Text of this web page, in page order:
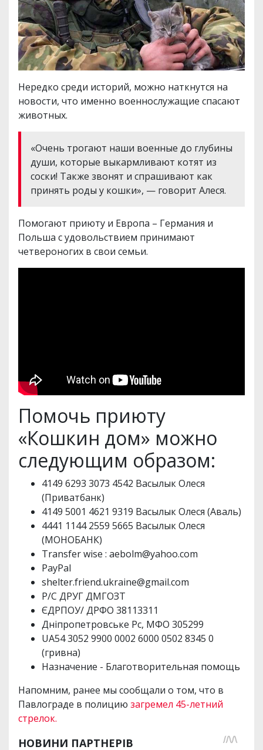
Нередко среди историй, можно наткнутся на
новости, что именно военнослужащие спасают
животных.
«Очень трогают наши военные до глубины
души, которые выкармливают котят из
соски! Также звонят и спрашивают как
принять роды у кошки», — говорит Алеся.
Помогают приюту и Европа – Германия и
Польша с удовольствием принимают
четвероногих в свои семьи.
Помочь приюту
«Кошкин дом» можно
следующим образом:
4149 6293 3073 4542 Васылык Олеся
(Приватбанк)
4149 5001 4621 9319 Васылык Олеся (Аваль)
4441 1144 2559 5665 Васылык Олеся
(МОНОБАНК)
Transfer wise : aebolm@yahoo.com
PayPal
shelter.friend.ukraine@gmail.com
Р/С ДРУГ ДМГОЗТ
ЄДРПОУ/ ДРФО 38113311
Дніпропетровське Рс, МФО 305299
UA54 3052 9900 0002 6000 0502 8345 0
(гривна)
Назначение - Благотворительная помощь
Напомним, ранее мы сообщали о том, что в
Павлограде в полицию загремел 45-летний
стрелок.